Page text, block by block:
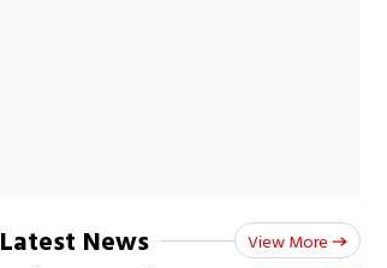
Latest News View More